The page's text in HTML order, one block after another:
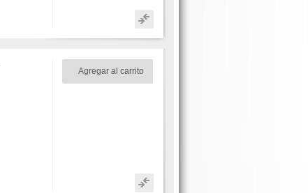
Agregar al carrito